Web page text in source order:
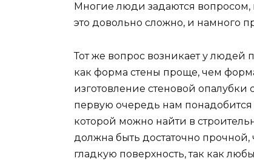
Многие люди задаются вопросом,
это довольно сложно, и намного
Тот же вопрос возникает у людей
как форма стены проще, чем
изготовление стеновой опалубки
первую очередь нам
которой можно найти в
должна быть достаточно
гладкую поверхность, так как